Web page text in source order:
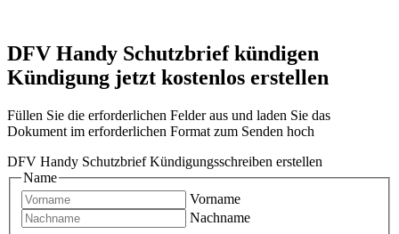
DFV Handy Schutzbrief kündigen
Kündigung jetzt kostenlos erstellen
Füllen Sie die erforderlichen Felder aus und laden Sie das
Dokument im erforderlichen Format zum Senden hoch
DFV Handy Schutzbrief Kündigungsschreiben erstellen
Name
Vorname
Nachname